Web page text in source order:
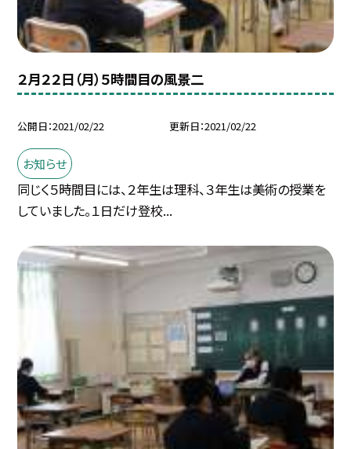
２月２２日（月）５時間目の風景二
公開日 2021/02/22 更新日 2021/02/22
お知らせ
同じく５時間目には、２年生は理科、３年生は美術の授業を
していました。１日だけ登校...